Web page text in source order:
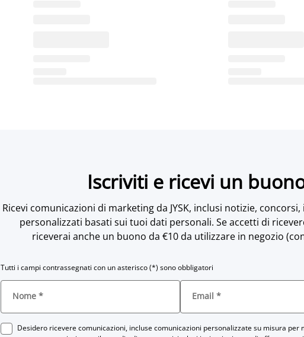
Iscriviti e ricevi un
Ricevi comunicazioni di marketing da JYSK, inclusi notizie,
personalizzati basati sui tuoi dati personali. Se accetti di
riceverai anche un buono da €10 da utilizzare in negozio
Tutti i campi contrassegnati con un asterisco (*) sono obbligatori
Nome * Email *
Desidero ricevere comunicazioni, incluse comunicazioni personalizzate su misura per